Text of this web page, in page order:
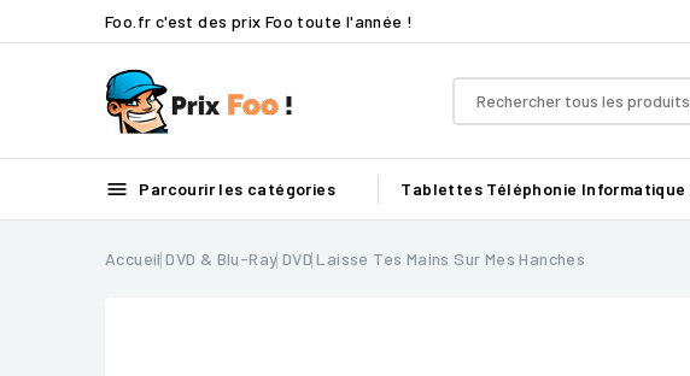
Foo.fr c'est des prix Foo toute l'année !
 Parcourir les catégories Tablettes Téléphonie Informatique
Accueil DVD & Blu-Ray DVD Laisse Tes Mains Sur Mes Hanches